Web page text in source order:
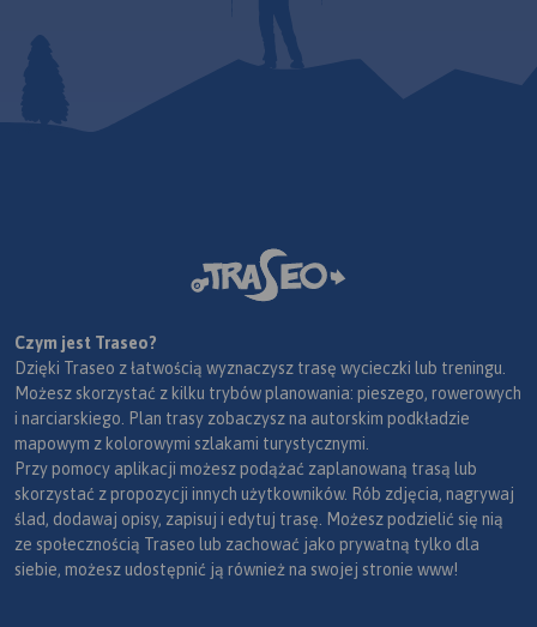
Czym jest Traseo?
Dzięki Traseo z łatwością wyznaczysz trasę wycieczki lub treningu.
Możesz skorzystać z kilku trybów planowania: pieszego, rowerowych
i narciarskiego. Plan trasy zobaczysz na autorskim podkładzie
mapowym z kolorowymi szlakami turystycznymi.
Przy pomocy aplikacji możesz podążać zaplanowaną trasą lub
skorzystać z propozycji innych użytkowników. Rób zdjęcia, nagrywaj
ślad, dodawaj opisy, zapisuj i edytuj trasę. Możesz podzielić się nią
ze społecznością Traseo lub zachować jako prywatną tylko dla
siebie, możesz udostępnić ją również na swojej stronie www!